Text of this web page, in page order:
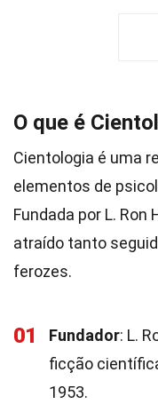
O que é
Cientologia é uma
elementos de
Fundada por L. Ron
atraído tanto
ferozes.
01 Fundador: L.
ficção
1953.